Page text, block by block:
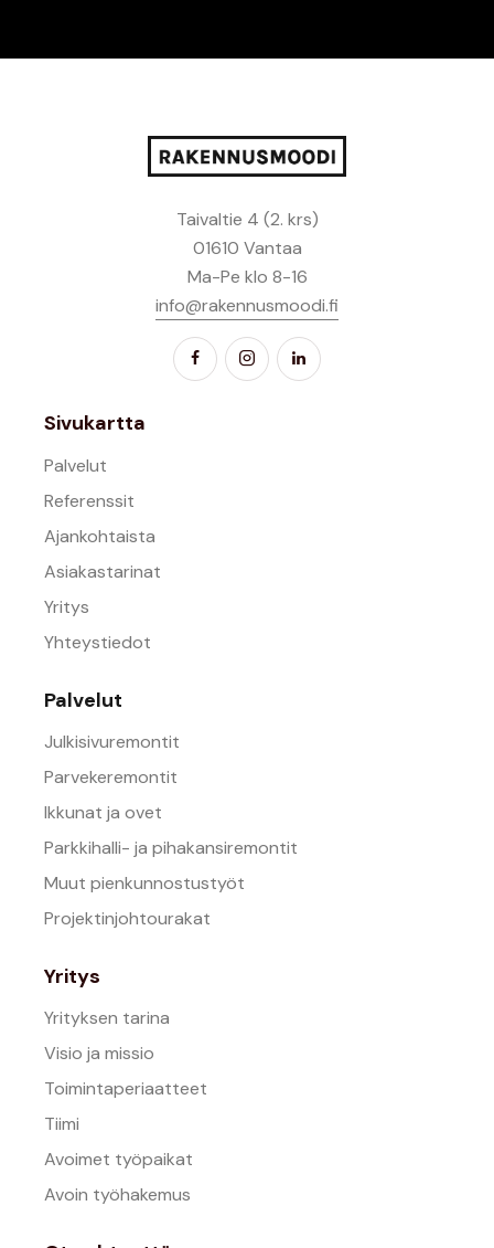
Taivaltie 4 (2. krs)
01610 Vantaa
Ma-Pe klo 8-16
info@rakennusmoodi.fi
Sivukartta
Palvelut
Referenssit
Ajankohtaista
Asiakastarinat
Yritys
Yhteystiedot
Palvelut
Julkisivuremontit
Parvekeremontit
Ikkunat ja ovet
Parkkihalli- ja pihakansiremontit
Muut pienkunnostustyöt
Projektinjohtourakat
Yritys
Yrityksen tarina
Visio ja missio
Toimintaperiaatteet
Tiimi
Avoimet työpaikat
Avoin työhakemus